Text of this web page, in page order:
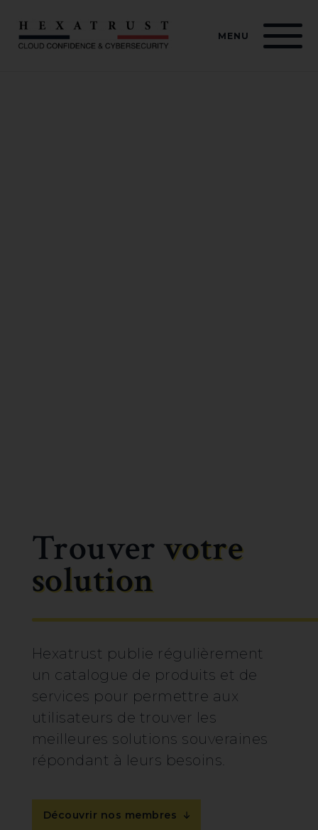
MENU
Trouver votre
solution
Hexatrust publie régulièrement
un catalogue de produits et de
services pour permettre aux
utilisateurs de trouver les
meilleures solutions souveraines
répondant à leurs besoins.
Découvrir nos membres